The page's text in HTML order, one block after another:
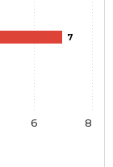
7
6 8